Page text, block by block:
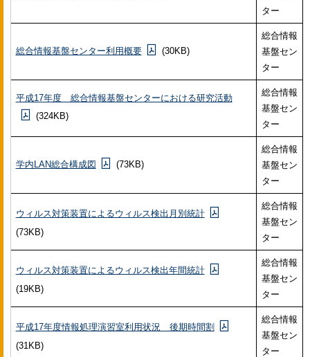
ター
総合情報基盤センター利用概要 (30KB)
総合情報
基盤セン
ター
平成17年度 総合情報基盤センターにおける研究活動
(324KB)
総合情報
基盤セン
ター
学内LAN総合構成図 (73KB)
総合情報
基盤セン
ター
ウィルス対策装置によるウィルス検出月別統計
(73KB)
総合情報
基盤セン
ター
ウィルス対策装置によるウィルス検出年間統計
(19KB)
総合情報
基盤セン
ター
平成17年度情報処理演習室利用状況 後期時間割
(31KB)
総合情報
基盤セン
ター